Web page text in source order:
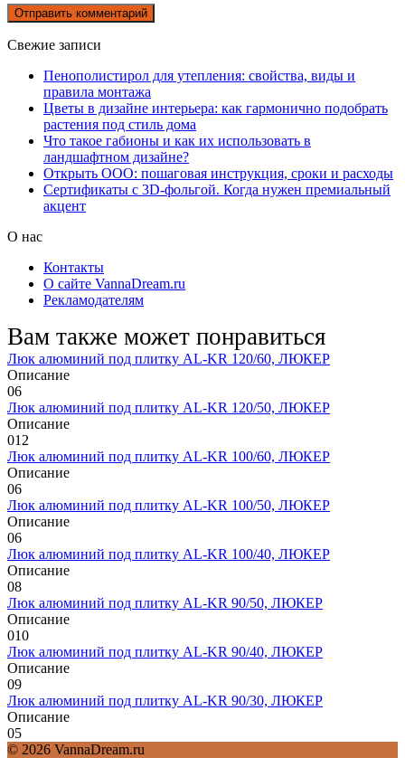
Свежие записи
Пенополистирол для утепления: свойства, виды и
правила монтажа
Цветы в дизайне интерьера: как гармонично подобрать
растения под стиль дома
Что такое габионы и как их использовать в
ландшафтном дизайне?
Открыть ООО: пошаговая инструкция, сроки и расходы
Сертификаты с 3D-фольгой. Когда нужен премиальный
акцент
О нас
Контакты
О сайте VannaDream.ru
Рекламодателям
Вам также может понравиться
Люк алюминий под плитку AL-KR 120/60, ЛЮКЕР
Описание
06
Люк алюминий под плитку AL-KR 120/50, ЛЮКЕР
Описание
012
Люк алюминий под плитку AL-KR 100/60, ЛЮКЕР
Описание
06
Люк алюминий под плитку AL-KR 100/50, ЛЮКЕР
Описание
06
Люк алюминий под плитку AL-KR 100/40, ЛЮКЕР
Описание
08
Люк алюминий под плитку AL-KR 90/50, ЛЮКЕР
Описание
010
Люк алюминий под плитку AL-KR 90/40, ЛЮКЕР
Описание
09
Люк алюминий под плитку AL-KR 90/30, ЛЮКЕР
Описание
05
© 2026 VannaDream.ru